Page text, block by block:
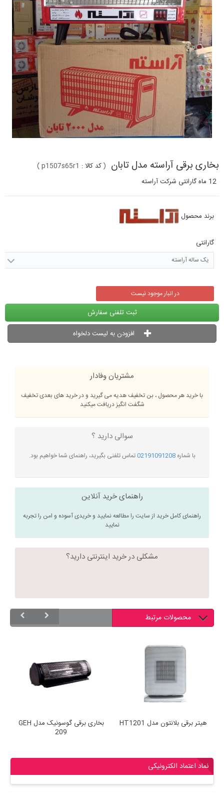
بخاری برقی آراسته مدل تابان (کد کالا : p1507s65r1
)
12 ماه گارانتی شرکت
آراسته
برند محصول
گارانتی
یک ساله آراسته
در انبار موجود نیست
ثبت تلفنی سفارش
افزودن به لیست دلخواه
مشتریان وفادار
با خرید هر محصول ، بن تخفیف هدیه می گیرید و در خرید های بعدی تخفیف
شگفت انگیز دریافت میکنید
سوالی دارید ؟
با شماره02191091208تماس تلفنی بگیرید، راهنمای شما خواهیم بود.
راهنمای خرید آنلاین
راهنمای کامل خرید از سایت را مطالعه نمایید و خریدی آسوده و امن را تجربه
نمایید
مشکلی در خرید اینترنتی دارید؟
محصولات مرتبط
بخاری برقی گوسونیک مدل GEH
209
هیتر برقی بلانتون مدل HT1201
نماد اعتماد الکترونیکی